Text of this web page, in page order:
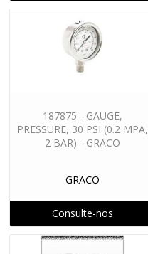
187875 - GAUGE,
PRESSURE, 30 PSI (0.2 MPA,
2 BAR) - GRACO
GRACO
Consulte-nos